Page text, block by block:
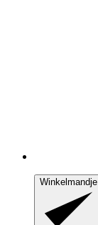
Winkelmandje